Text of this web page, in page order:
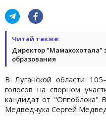
Читай также:
Директор "Мамахохотала"
образования
В Луганской области
голосов на спорном
кандидат от "Оппоблока"
Медведчука Сергей